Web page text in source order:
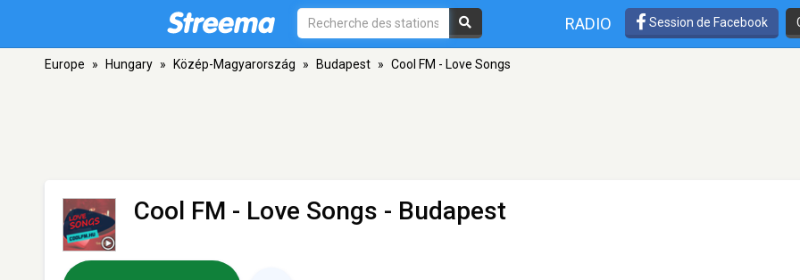
RADIO Session de Facebook
Europe » Hungary » Közép-Magyarország » Budapest » Cool FM - Love Songs
Cool FM - Love Songs - Budapest